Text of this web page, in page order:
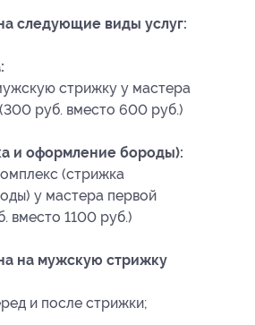
следующие виды услуг:
стрижку у мастера
руб. вместо 600 руб.)
и оформление бороды):
(стрижка
у мастера первой
вместо 1100 руб.)
на мужскую стрижку
и после стрижки;